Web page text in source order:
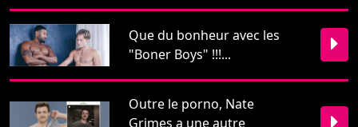
passion pr...
Restons en contact
Pour nous écrire